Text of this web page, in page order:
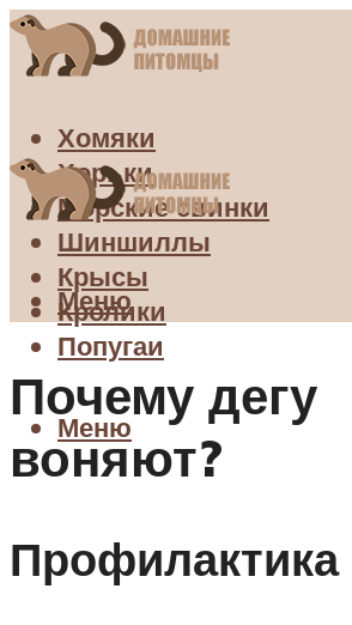
Хомяки
Хорьки
Морские свинки
Шиншиллы
Крысы
Кролики
Попугаи
Меню
Меню
Почему дегу
воняют?
Профилактика